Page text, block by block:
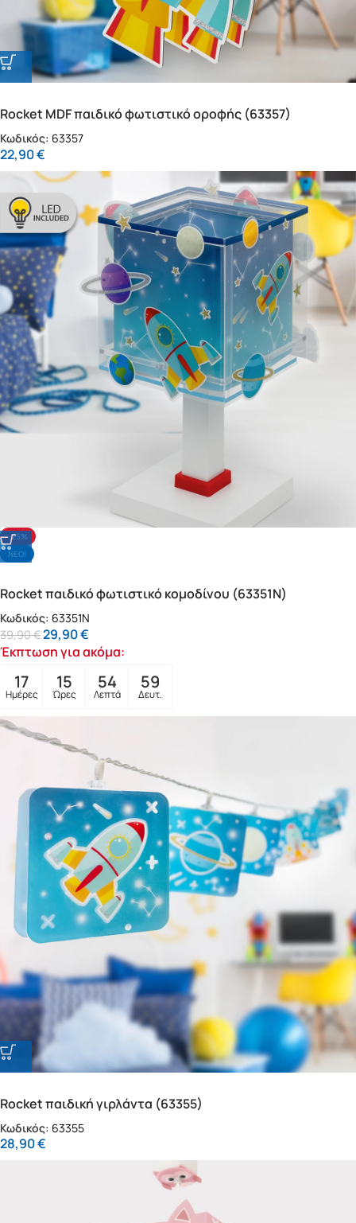
Rocket MDF παιδικό φωτιστικό οροφής (63357)
Κωδικός: 63357
22,90€
-25%
NΕΟ!
Rocket παιδικό φωτιστικό κομοδίνου (63351N)
Κωδικός: 63351N
39,90€29,90€
Έκπτωση για ακόμα:
17
Ημέρες
15
Ώρες
54
Λεπτά
57
Δευτ.
Rocket παιδική γιρλάντα (63355)
Κωδικός: 63355
28,90€